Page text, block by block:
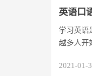
英语口
学习英语
越多人开
2021-01-